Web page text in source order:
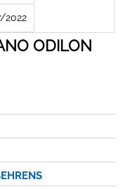
2022
ODILON